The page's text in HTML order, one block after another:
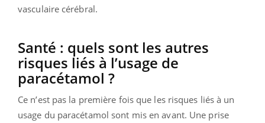
vasculaire cérébral.
Santé : quels sont les autres
risques liés à l’usage de
paracétamol ?
Ce n’est pas la première fois que les risques liés à un
usage du paracétamol sont mis en avant. Une prise